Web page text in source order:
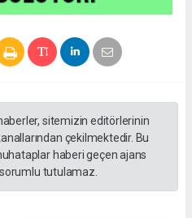
sitemizin editörlerinin
çekilmektedir. Bu
haberi geçen ajans
tutulamaz.